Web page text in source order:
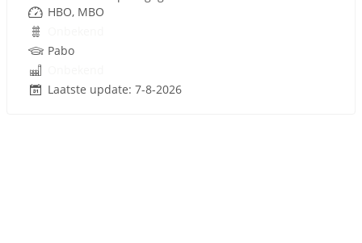
HBO, MBO
Pabo
Laatste update: 7-8-2026